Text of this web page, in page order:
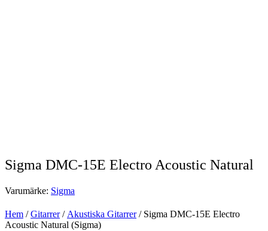
Sigma DMC-15E Electro Acoustic Natural
Varumärke: Sigma
Hem /Gitarrer/Akustiska Gitarrer/ Sigma DMC-15E Electro
Acoustic Natural (Sigma)